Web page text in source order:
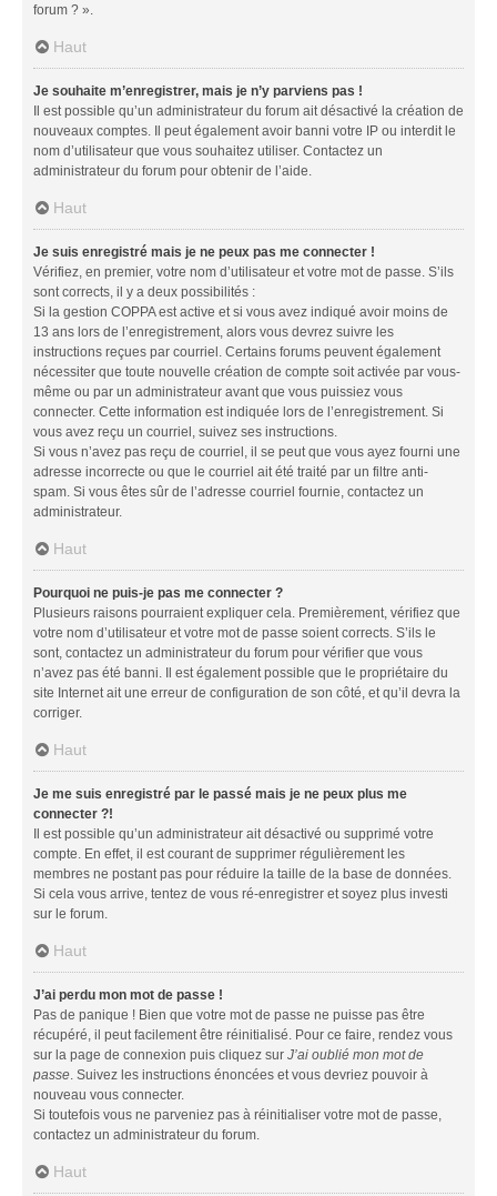
forum ? ».
Haut
Je souhaite m’enregistrer, mais je n’y parviens pas !
Il est possible qu’un administrateur du forum ait désactivé la création de
nouveaux comptes. Il peut également avoir banni votre IP ou interdit le
nom d’utilisateur que vous souhaitez utiliser. Contactez un
administrateur du forum pour obtenir de l’aide.
Haut
Je suis enregistré mais je ne peux pas me connecter !
Vérifiez, en premier, votre nom d’utilisateur et votre mot de passe. S’ils
sont corrects, il y a deux possibilités :
Si la gestion COPPA est active et si vous avez indiqué avoir moins de
13 ans lors de l’enregistrement, alors vous devrez suivre les
instructions reçues par courriel. Certains forums peuvent également
nécessiter que toute nouvelle création de compte soit activée par vous-
même ou par un administrateur avant que vous puissiez vous
connecter. Cette information est indiquée lors de l’enregistrement. Si
vous avez reçu un courriel, suivez ses instructions.
Si vous n’avez pas reçu de courriel, il se peut que vous ayez fourni une
adresse incorrecte ou que le courriel ait été traité par un filtre anti-
spam. Si vous êtes sûr de l’adresse courriel fournie, contactez un
administrateur.
Haut
Pourquoi ne puis-je pas me connecter ?
Plusieurs raisons pourraient expliquer cela. Premièrement, vérifiez que
votre nom d’utilisateur et votre mot de passe soient corrects. S’ils le
sont, contactez un administrateur du forum pour vérifier que vous
n’avez pas été banni. Il est également possible que le propriétaire du
site Internet ait une erreur de configuration de son côté, et qu’il devra la
corriger.
Haut
Je me suis enregistré par le passé mais je ne peux plus me
connecter ?!
Il est possible qu’un administrateur ait désactivé ou supprimé votre
compte. En effet, il est courant de supprimer régulièrement les
membres ne postant pas pour réduire la taille de la base de données.
Si cela vous arrive, tentez de vous ré-enregistrer et soyez plus investi
sur le forum.
Haut
J’ai perdu mon mot de passe !
Pas de panique ! Bien que votre mot de passe ne puisse pas être
récupéré, il peut facilement être réinitialisé. Pour ce faire, rendez vous
sur la page de connexion puis cliquez sur J’ai oublié mon mot de
passe. Suivez les instructions énoncées et vous devriez pouvoir à
nouveau vous connecter.
Si toutefois vous ne parveniez pas à réinitialiser votre mot de passe,
contactez un administrateur du forum.
Haut